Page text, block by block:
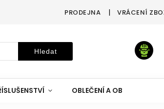
PRODEJNA VRÁCENÍ
Hledat
OBLEČENÍ A OBUV